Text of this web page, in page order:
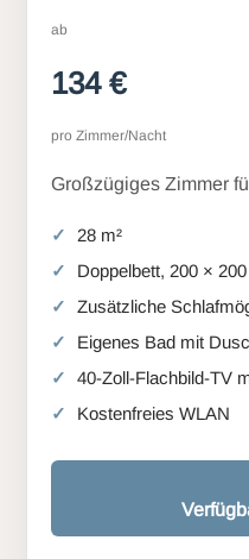
ab
134 €
pro Zimmer/Nacht
Großzügiges Zimmer
28 m²
Doppelbett, 200 ×
Zusätzliche
Eigenes Bad mit
40-Zoll-Flachbild-TV
Kostenfreies WLAN